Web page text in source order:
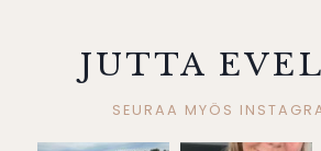
JUTTA
SEURAA MYÖS